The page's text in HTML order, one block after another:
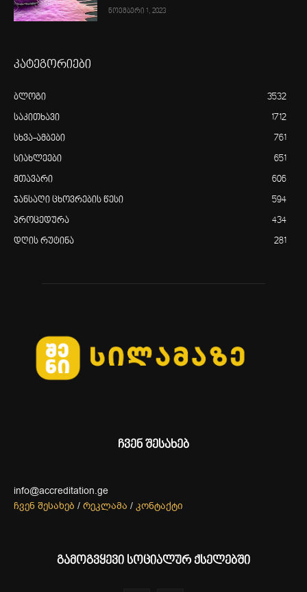
ნოემბერი 1, 2023
კატეგორიები
ბლოგი 3532
საკითხავი 1712
სხვა-ამბები 761
სიახლეები 651
მთავარი 606
ჯანსაღი ცხოვრების წესი 594
პროცედურა 434
დღის რუტინა 281
ჩვენ შესახებ
info@accreditation.ge
ჩვენ შესახებ / რეკლამა / კონტაქტი
გამოგვყევი სოციალურ ქსელებში